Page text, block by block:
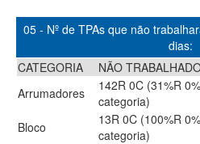
05 - Nº de TPAs que não
dias:
CATEGORIA
NÃO
Arrumadores
142R 0C (31%R
categoria)
Bloco
13R 0C (100%R
categoria)